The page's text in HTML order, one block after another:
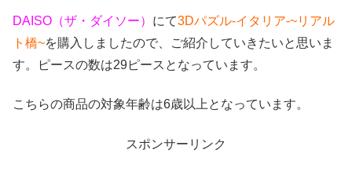
DAISO（ザ・ダイソー） にて3Dパズル-イタリア-~リアル
ト橋~を購入しましたので、ご紹介していきたいと思いま
す。ピースの数は29ピースとなっています。
こちらの商品の対象年齢は6歳以上となっています。
スポンサーリンク